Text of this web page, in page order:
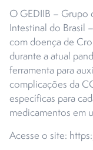
O GEDIIB – Grupo
Intestinal do Brasil
com doença de
durante a atual
ferramenta para
complicações da
específicas para
medicamentos em
Acesse o site: